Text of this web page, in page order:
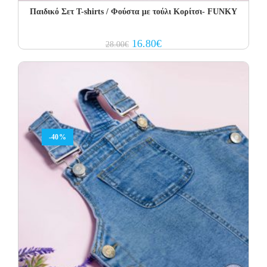
Παιδικό Σετ Τ-shirts / Φούστα με τούλι Κορίτσι- FUNKY
28.00€ Original
price
16.80€Current
price
-40%